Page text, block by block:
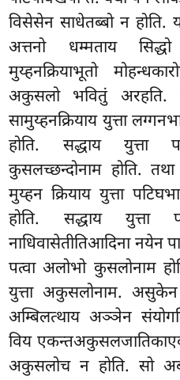
विसेसेन साधेतब्बो न
अत्तनो धम्मताय
मुय्हनक्रियाभूतो
अकुसलो भवितुं अरहति.
सामुय्हनक्रियाय युत्ता
होति. सद्धाय युत्ता
कुसलच्छन्दोनाम होति.
मुय्हन क्रियाय युत्ता
होति. सद्धाय युत्ता
नाधिवासेतीतिआदिना नयेन
पत्वा अलोभो कुसलोनाम
युत्ता अकुसलोनाम. असुकेन
अम्बिलत्थाय अञ्ञेन
विय
अकुसलोच न होति. सो